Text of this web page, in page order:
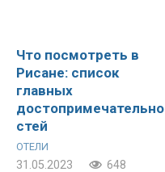
Что посмотреть в
Рисане: список
главных
достопримечательно
стей
ОТЕЛИ
31.05.2023 648